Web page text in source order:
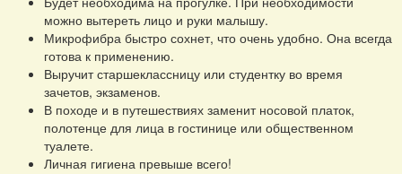
можно вытереть лицо и руки малышу.
Микрофибра быстро сохнет, что очень удобно. Она всегда
готова к применению.
Выручит старшеклассницу или студентку во время
зачетов, экзаменов.
В походе и в путешествиях заменит носовой платок,
полотенце для лица в гостинице или общественном
туалете.
Личная гигиена превыше всего!